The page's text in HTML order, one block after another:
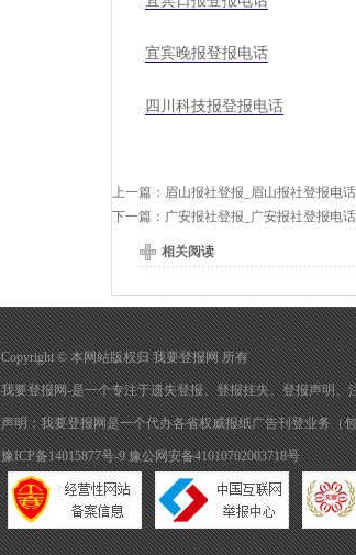
宜宾晚报登报电话
四川科技报登报电话
上一篇： 眉山报社登报_眉山报社登报电话
下一篇： 广安报社登报_广安报社登报电话
相关阅读
Copyright © 本网站版权归 我要登报网 所有
我要登报网-是一个专注于遗失登报、登报挂失、登报声明、
声明：我要登报网是一个代办各省权威报纸广告刊登业务（
豫ICP备14015877号-9 豫公网安备41010702003718号